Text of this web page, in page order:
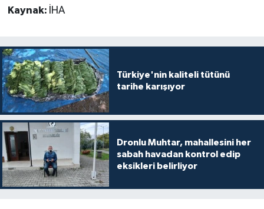
Kaynak: İHA
Türkiye'nin kaliteli tütünü
tarihe karışıyor
Dronlu Muhtar, mahallesini her
sabah havadan kontrol edip
eksikleri belirliyor